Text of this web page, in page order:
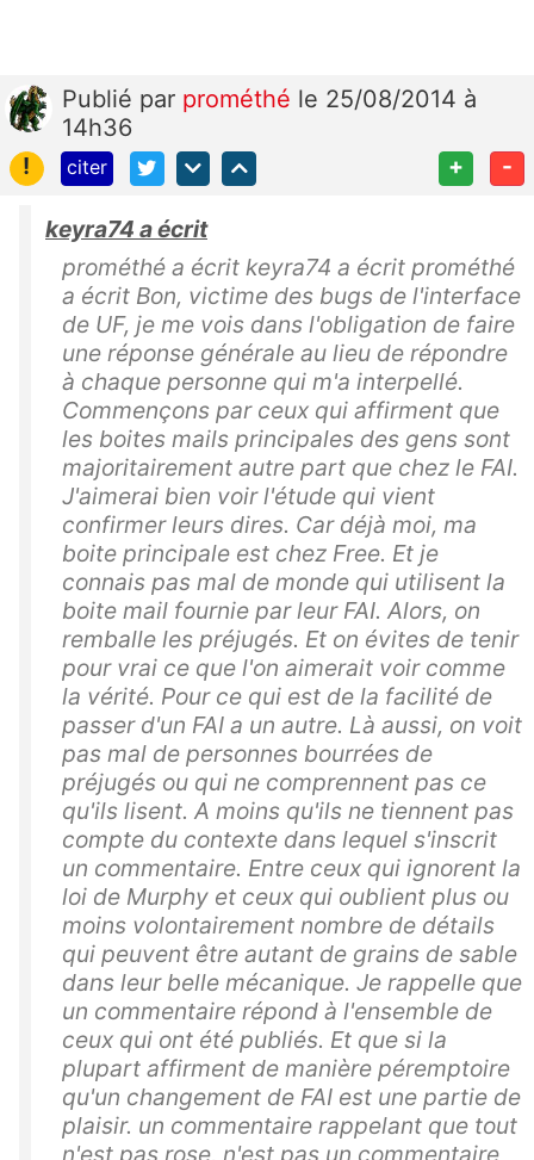
Publié par prométhé le 25/08/2014 à
14h36
!
citer + -
keyra74 a écrit
prométhé a écrit keyra74 a écrit prométhé
a écrit Bon, victime des bugs de l'interface
de UF, je me vois dans l'obligation de faire
une réponse générale au lieu de répondre
à chaque personne qui m'a interpellé.
Commençons par ceux qui affirment que
les boites mails principales des gens sont
majoritairement autre part que chez le FAI.
J'aimerai bien voir l'étude qui vient
confirmer leurs dires. Car déjà moi, ma
boite principale est chez Free. Et je
connais pas mal de monde qui utilisent la
boite mail fournie par leur FAI. Alors, on
remballe les préjugés. Et on évites de tenir
pour vrai ce que l'on aimerait voir comme
la vérité. Pour ce qui est de la facilité de
passer d'un FAI a un autre. Là aussi, on voit
pas mal de personnes bourrées de
préjugés ou qui ne comprennent pas ce
qu'ils lisent. A moins qu'ils ne tiennent pas
compte du contexte dans lequel s'inscrit
un commentaire. Entre ceux qui ignorent la
loi de Murphy et ceux qui oublient plus ou
moins volontairement nombre de détails
qui peuvent être autant de grains de sable
dans leur belle mécanique. Je rappelle que
un commentaire répond à l'ensemble de
ceux qui ont été publiés. Et que si la
plupart affirment de manière péremptoire
qu'un changement de FAI est une partie de
plaisir. un commentaire rappelant que tout
n'est pas rose, n'est pas un commentaire